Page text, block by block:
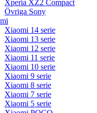
Xperia XZ2 Compact
Övriga Sony
Xiaomi 14 serie
Xiaomi 13 serie
Xiaomi 12 serie
Xiaomi 11 serie
Xiaomi 10 serie
Xiaomi 9 serie
Xiaomi 8 serie
Xiaomi 7 serie
Xiaomi 5 serie